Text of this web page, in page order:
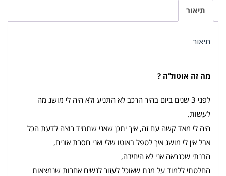
במודיעין
תיאור
תיאור
מה זה אוטול’ה ?
לפני 3 שנים ביום בהיר הרכב לא התניע ולא היה לי מושג מה
לעשות.
היה לי מאד קשה עם זה, איך יתכן שאני שתמיד רוצה לדעת הכל
אבל אין לי מושג איך לטפל באוטו שלי ואני חסרת אונים,
הבנתי שכנראה אני לא היחידה,
החלטתי ללמוד על מנת שאוכל לעזור לנשים אחרות שנמצאות